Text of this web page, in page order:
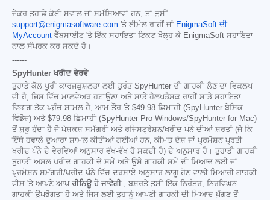
ਜੇਕਰ ਤੁਹਾਡੇ ਕੋਈ ਸਵਾਲ ਜਾਂ ਸਮੱਸਿਆਵਾਂ ਹਨ, ਤਾਂ ਤੁਸੀਂ
support@enigmasoftware.com 'ਤੇ ਈਮੇਲ ਰਾਹੀਂ ਜਾਂ EnigmaSoft ਦੀ
MyAccount ਵੈੱਬਸਾਈਟ 'ਤੇ ਇੱਕ ਸਹਾਇਤਾ ਟਿਕਟ ਖੋਲ੍ਹ ਕੇ EnigmaSoft ਸਹਾਇਤਾ
ਨਾਲ ਸੰਪਰਕ ਕਰ ਸਕਦੇ ਹੋ।
------
SpyHunter ਖਰੀਦ ਵੇਰਵੇ
ਤੁਹਾਡੇ ਕੋਲ ਪੂਰੀ ਕਾਰਜਕੁਸ਼ਲਤਾ ਲਈ ਤੁਰੰਤ SpyHunter ਦੀ ਗਾਹਕੀ ਲੈਣ ਦਾ ਵਿਕਲਪ
ਵੀ ਹੈ, ਜਿਸ ਵਿੱਚ ਮਾਲਵੇਅਰ ਹਟਾਉਣਾ ਅਤੇ ਸਾਡੇ ਹੈਲਪਡੈਸਕ ਰਾਹੀਂ ਸਾਡੇ ਸਹਾਇਤਾ
ਵਿਭਾਗ ਤੱਕ ਪਹੁੰਚ ਸ਼ਾਮਲ ਹੈ, ਆਮ ਤੌਰ 'ਤੇ $49.98 ਛਿਮਾਹੀ (SpyHunter ਬੇਸਿਕ
ਵਿੰਡੋਜ਼) ਅਤੇ $79.98 ਛਿਮਾਹੀ (SpyHunter Pro Windows/SpyHunter for Mac)
ਤੋਂ ਸ਼ੁਰੂ ਹੁੰਦਾ ਹੈ ਜੋ ਪੇਸ਼ਕਸ਼ ਸਮੱਗਰੀ ਅਤੇ ਰਜਿਸਟ੍ਰੇਸ਼ਨ/ਖਰੀਦ ਪੰਨੇ ਦੀਆਂ ਸ਼ਰਤਾਂ (ਜੋ ਕਿ
ਇੱਥੇ ਹਵਾਲੇ ਦੁਆਰਾ ਸ਼ਾਮਲ ਕੀਤੀਆਂ ਗਈਆਂ ਹਨ; ਕੀਮਤ ਦੇਸ਼ ਜਾਂ ਪ੍ਰਮੋਸ਼ਨ ਪ੍ਰਤੀ
ਖਰੀਦ ਪੰਨੇ ਦੇ ਵੇਰਵਿਆਂ ਅਨੁਸਾਰ ਵੱਖ-ਵੱਖ ਹੋ ਸਕਦੀ ਹੈ) ਦੇ ਅਨੁਸਾਰ ਹੈ। ਤੁਹਾਡੀ ਗਾਹਕੀ
ਤੁਹਾਡੀ ਅਸਲ ਖਰੀਦ ਗਾਹਕੀ ਦੇ ਸਮੇਂ ਅਤੇ ਉਸੇ ਗਾਹਕੀ ਸਮੇਂ ਦੀ ਮਿਆਦ ਲਈ ਜਾਂ
ਪ੍ਰਮੋਸ਼ਨ ਸਮੱਗਰੀ/ਖਰੀਦ ਪੰਨੇ ਵਿੱਚ ਦਰਸਾਏ ਅਨੁਸਾਰ ਲਾਗੂ ਹੋਣ ਵਾਲੀ ਮਿਆਰੀ ਗਾਹਕੀ
ਫੀਸ 'ਤੇ ਆਪਣੇ ਆਪ ਰੀਨਿਊ ਹੋ ਜਾਵੇਗੀ, ਬਸ਼ਰਤੇ ਤੁਸੀਂ ਇੱਕ ਨਿਰੰਤਰ, ਨਿਰਵਿਘਨ
ਗਾਹਕੀ ਉਪਭੋਗਤਾ ਹੋ ਅਤੇ ਜਿਸ ਲਈ ਤੁਹਾਨੂੰ ਆਪਣੀ ਗਾਹਕੀ ਦੀ ਮਿਆਦ ਪੁੱਗਣ ਤੋਂ